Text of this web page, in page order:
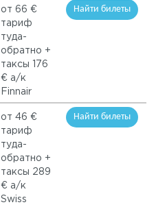
от 66 €
тариф
туда-
обратно +
таксы 176
€ а/к
Finnair
Найти билеты
от 46 €
тариф
туда-
обратно +
таксы 289
€ а/к
Swiss
Найти билеты